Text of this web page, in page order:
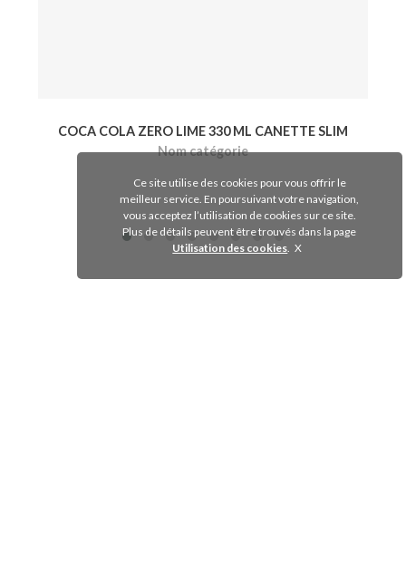
FANTA LYCHEE 12X320ML CANETTE
Nom catégorie
Voir le produit
Ce site utilise des cookies pour vous offrir le
meilleur service. En poursuivant votre navigation,
vous acceptez l’utilisation de cookies sur ce site.
Plus de détails peuvent être trouvés dans la page
Utilisation des cookies